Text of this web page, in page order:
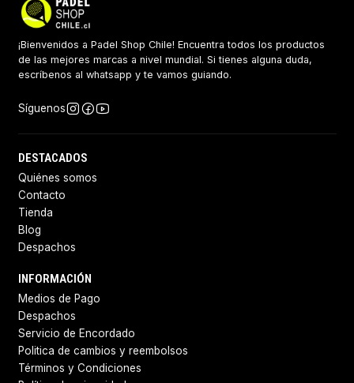
¡Bienvenidos a Padel Shop Chile! Encuentra todos los productos
de las mejores marcas a nivel mundial. Si tienes alguna duda,
escríbenos al whatsapp y te vamos guiando.
Síguenos
DESTACADOS
Quiénes somos
Contacto
Tienda
Blog
Despachos
INFORMACIÓN
Medios de Pago
Despachos
Servicio de Encordado
Politica de cambios y reembolsos
Términos y Condiciones